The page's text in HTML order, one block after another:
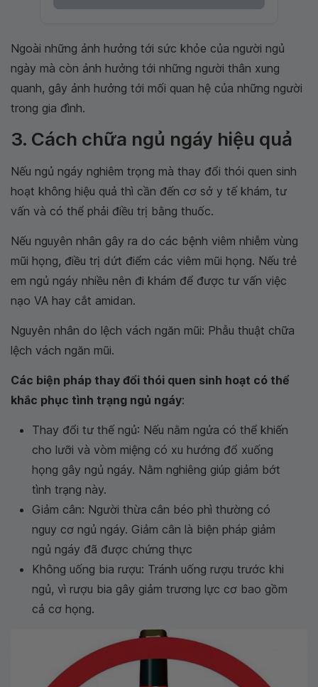
Ngoài những ảnh hưởng tới sức khỏe của người ngủ
ngày mà còn ảnh hưởng tới những người thân xung
quanh, gây ảnh hưởng tới mối quan hệ của những người
trong gia đình.
3. Cách chữa ngủ ngáy hiệu quả
Nếu ngủ ngáy nghiêm trọng mà thay đổi thói quen sinh
hoạt không hiệu quả thì cần đến cơ sở y tế khám, tư
vấn và có thể phải điều trị bằng thuốc.
Nếu nguyên nhân gây ra do các bệnh viêm nhiễm vùng
mũi họng, điều trị dứt điểm các viêm mũi họng. Nếu trẻ
em ngủ ngáy nhiều nên đi khám để được tư vấn việc
nạo VA hay cắt amidan.
Nguyên nhân do lệch vách ngăn mũi: Phẫu thuật chữa
lệch vách ngăn mũi.
Các biện pháp thay đổi thói quen sinh hoạt có thể
khắc phục tình trạng ngủ ngáy:
Thay đổi tư thế ngủ: Nếu nằm ngửa có thể khiến
cho lưỡi và vòm miệng có xu hướng đổ xuống
họng gây ngủ ngáy. Nằm nghiêng giúp giảm bớt
tình trạng này.
Giảm cân: Người thừa cân béo phì thường có
nguy cơ ngủ ngáy. Giảm cân là biện pháp giảm
ngủ ngáy đã được chứng thực
Không uống bia rượu: Tránh uống rượu trước khi
ngủ, vì rượu bia gây giảm trương lực cơ bao gồm
cả cơ họng.